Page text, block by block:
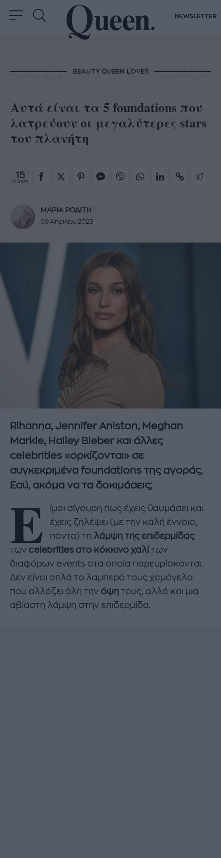
NEWSLETTER
BEAUTY QUEEN LOVES
Αυτά είναι τα 5 foundations που
λατρεύουν οι μεγαλύτερες stars
του πλανήτη
15
SHARES
ΜΑΡΙΑ ΡΟΔΙΤΗ
09 Απριλίου 2023
Rihanna, Jennifer Aniston, Meghan
Markle, Hailey Bieber και άλλες
celebrities «ορκίζονται» σε
συγκεκριμένα foundations της αγοράς.
Εσύ, ακόμα να τα δοκιμάσεις;
Ε
ίμαι σίγουρη πως έχεις θαυμάσει και
έχεις ζηλέψει (με την καλή έννοια,
πάντα) τη λάμψη της επιδερμίδας
των celebrities στο κόκκινο χαλίτων
διαφόρων events στα οποία παρευρίσκονται.
Δεν είναι απλά το λαμπερό τους χαμόγελο
που αλλάζει όλη την όψη τους, αλλά και μια
αβίαστη λάμψη στην επιδερμίδα.